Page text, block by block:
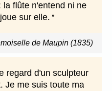
flûte n'entend ni ne
sur elle.
de Maupin (1835)
regard d'un sculpteur
Je me suis toute ma